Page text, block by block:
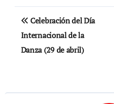
Navegación
de
entradas
Celebración del Día
Internacional de la
Danza (29 de abril)